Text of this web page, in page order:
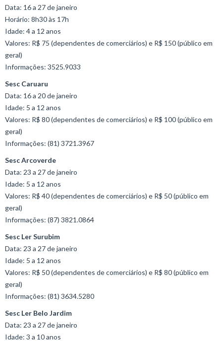
Data: 16 a 27 de janeiro
Horário: 8h30 às 17h
Idade: 4 a 12 anos
Valores: R$ 75 (dependentes de comerciários) e R$ 150 (público em
geral)
Informações: 3525.9033
Sesc Caruaru
Data: 16 a 20 de janeiro
Idade: 5 a 12 anos
Valores: R$ 80 (dependentes de comerciários) e R$ 100 (público em
geral)
Informações: (81) 3721.3967
Sesc Arcoverde
Data: 23 a 27 de janeiro
Idade: 5 a 12 anos
Valores: R$ 40 (dependentes de comerciários) e R$ 50 (público em
geral)
Informações: (87) 3821.0864
Sesc Ler Surubim
Data: 23 a 27 de janeiro
Idade: 5 a 12 anos
Valores: R$ 50 (dependentes de comerciários) e R$ 80 (público em
geral)
Informações: (81) 3634.5280
Sesc Ler Belo Jardim
Data: 23 a 27 de janeiro
Idade: 3 a 10 anos